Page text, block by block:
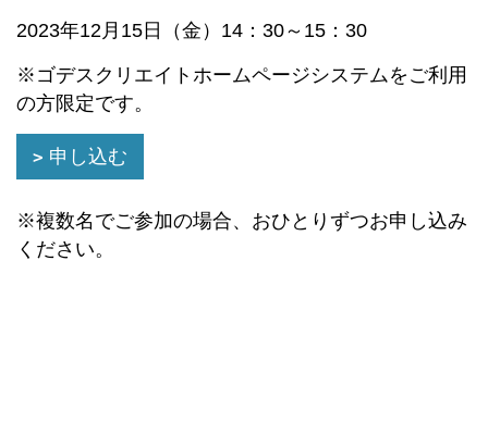
2023年12月15日（金）14：30～15：30
※ゴデスクリエイトホームページシステムをご利用
の方限定です。
申し込む
※複数名でご参加の場合、おひとりずつお申し込み
ください。